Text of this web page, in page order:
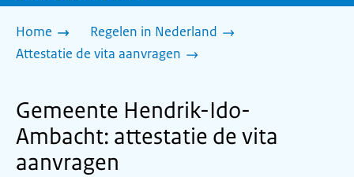
Home
Regelen in Nederland
Attestatie de vita aanvragen
Gemeente Hendrik-Ido-
Ambacht: attestatie de vita
aanvragen